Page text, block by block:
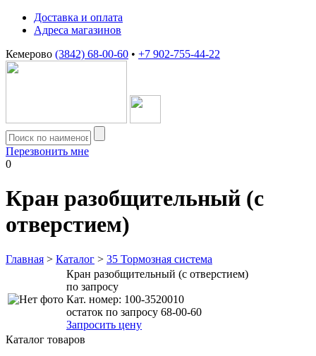
Доставка и оплата
Адреса магазинов
Кемерово (3842) 68-00-60 • +7 902-755-44-22
Перезвонить мне
0
Кран разобщительный (с
отверстием)
Главная > Каталог > 35 Тормозная система
Кран разобщительный (с отверстием)
по запросу
Кат. номер: 100-3520010
остаток по запросу 68-00-60
Запросить цену
Каталог товаров